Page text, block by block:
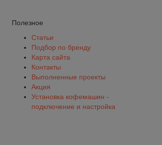
Полезное
Статьи
Подбор по бренду
Карта сайта
Контакты
Выполненные проекты
Акция
Установка кофемашин -
подключение и настройка